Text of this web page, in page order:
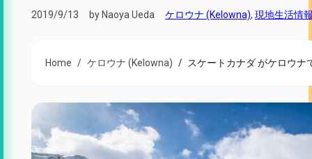
2019/9/13 by Naoya Ueda ケロウナ (Kelowna), 現地生活情
Home ケロウナ (Kelowna) スケートカナダ がケロウナ